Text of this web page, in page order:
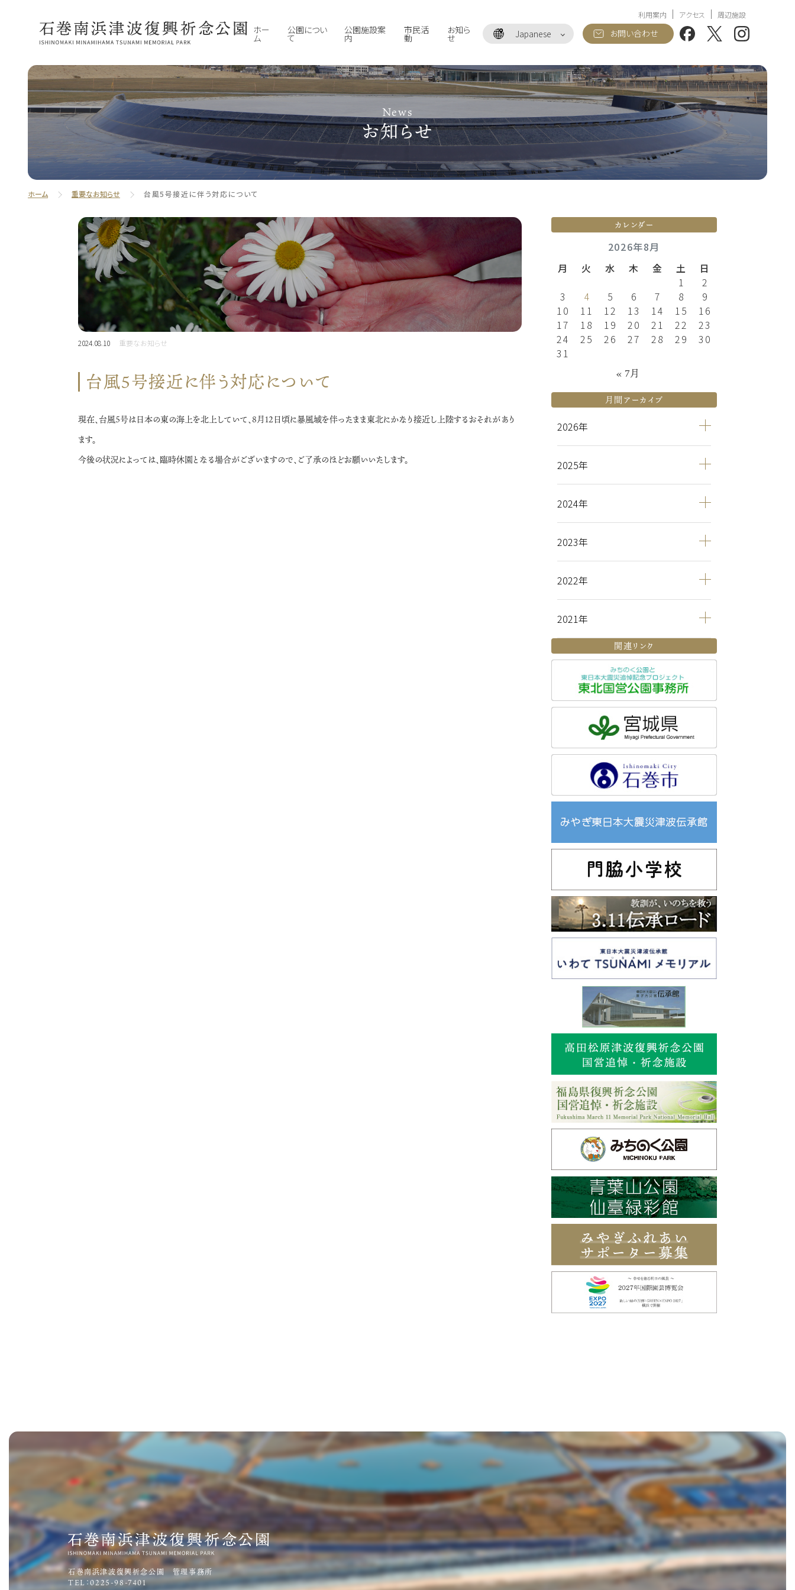
ホー
ム
公園につい
て
公園施設案
内
市民活
動
お知ら
せ Japanese お問い合わせ
利用案内 アクセス 周辺施設
News
お知らせ
ホーム 重要なお知らせ 台風5号接近に伴う対応について
2024.08.10 重要なお知らせ
台風5号接近に伴う対応について
現在、台風5号は日本の東の海上を北上していて、8月12日頃に暴風域を伴ったまま東北にかなり接近し上陸するおそれがあり
ます。
今後の状況によっては、臨時休園となる場合がございますので、ご了承のほどお願いいたします。
カレンダー
2026年8月
月
火 水 木 金 土
日
1
2
3
4 5 6 7 8
9
10
11 12 13 14 15
16
17
18 19 20 21 22
23
24
25 26 27 28 29
30
31
« 7月
月間アーカイブ
2026
2025
2024
2023
2022
2021
関連リンク
石巻南浜津波復興祈念公園 管理事務所
TEL：0225-98-7401